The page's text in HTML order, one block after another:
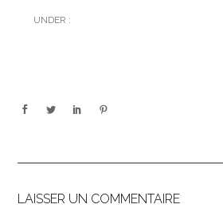
UNDER :
LAISSER UN COMMENTAIRE